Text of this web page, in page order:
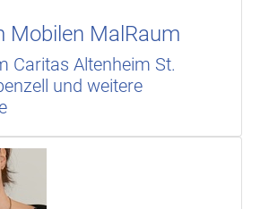
Mobilen MalRaum
Caritas Altenheim St.
und weitere